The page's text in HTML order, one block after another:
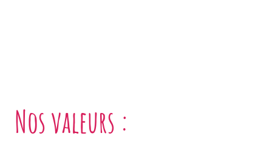
Nos valeurs :